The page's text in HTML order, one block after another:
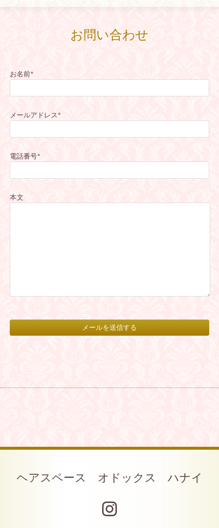
お問い合わせ
お名前*
メールアドレス*
電話番号*
本文
ヘアスペース オドックス ハナイ